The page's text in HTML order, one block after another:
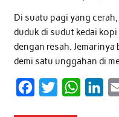
Di suatu pagi yang
duduk di sudut kedai
dengan resah.
demi satu unggahan di
W